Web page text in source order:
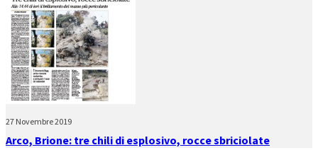
27 Novembre 2019
Arco, Brione: tre chili di esplosivo, rocce sbriciolate